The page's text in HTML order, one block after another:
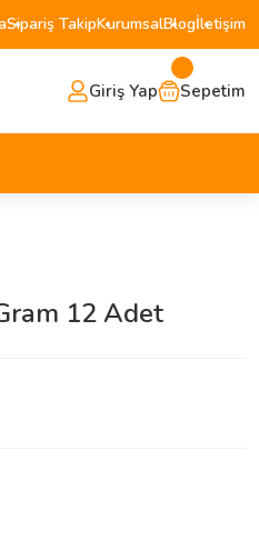
Sipariş TakipKurumsalBlogİletişim
Giriş Yap Sepetim
12 Adet